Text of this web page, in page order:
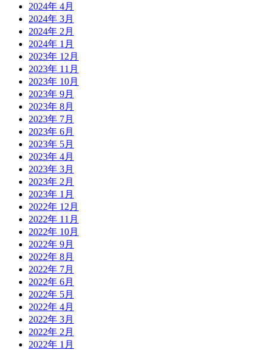
2024年 4月
2024年 3月
2024年 2月
2024年 1月
2023年 12月
2023年 11月
2023年 10月
2023年 9月
2023年 8月
2023年 7月
2023年 6月
2023年 5月
2023年 4月
2023年 3月
2023年 2月
2023年 1月
2022年 12月
2022年 11月
2022年 10月
2022年 9月
2022年 8月
2022年 7月
2022年 6月
2022年 5月
2022年 4月
2022年 3月
2022年 2月
2022年 1月